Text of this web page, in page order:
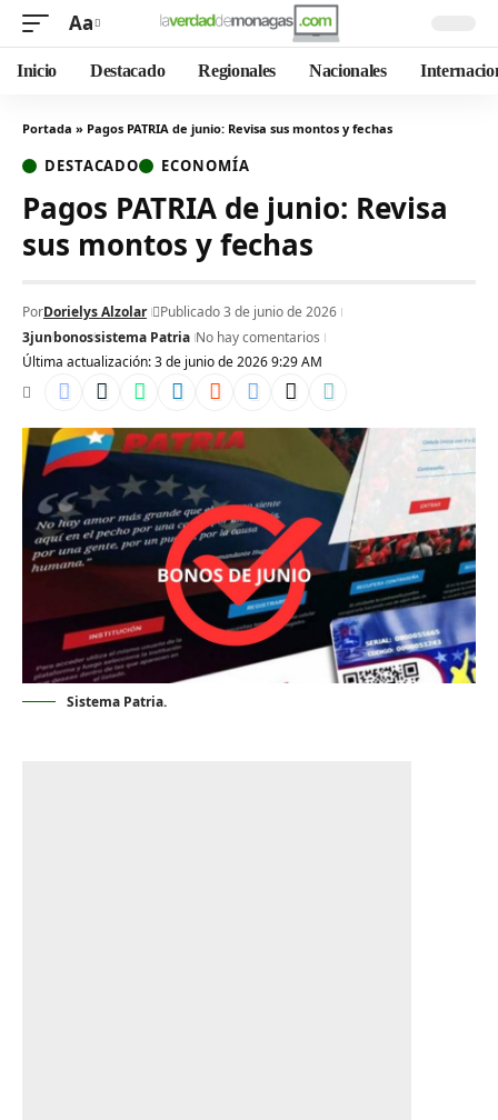
Aa
Inicio Destacado Regionales Nacionales
Portada » Pagos PATRIA de junio: Revisa sus montos y fechas
DESTACADO ECONOMÍA
Pagos PATRIA de junio: Revisa
sus montos y fechas
Última actualización: 3 de junio de 2026 9:29 AM
PorDorielys Alzolar
Publicado 3 de junio de 2026
3junbonossistema Patria No hay comentarios
Sistema Patria.